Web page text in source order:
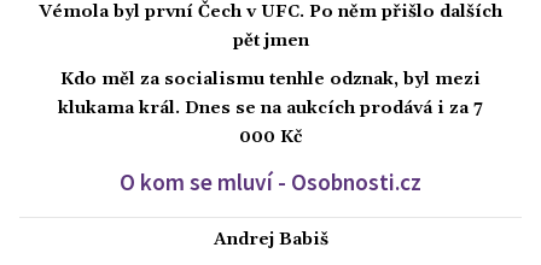
Vémola byl první Čech v UFC. Po něm přišlo dalších
pět jmen
Kdo měl za socialismu tenhle odznak, byl mezi
klukama král. Dnes se na aukcích prodává i za 7
000 Kč
O kom se mluví - Osobnosti.cz
Andrej Babiš